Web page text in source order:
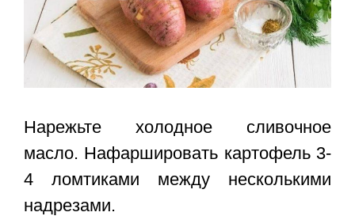
Нарежьте холодное сливочное
масло. Нафаршировать картофель 3-
4 ломтиками между несколькими
надрезами.